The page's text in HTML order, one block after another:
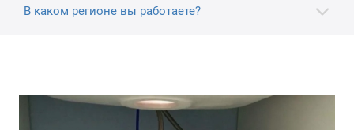
В каком регионе вы работаете?